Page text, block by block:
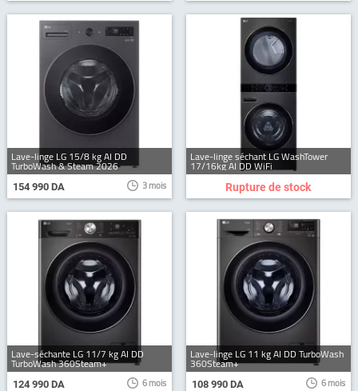
Lave-linge LG 15/8 kg AI DD
TurboWash & Steam 2026
154 990 DA 3 mois
Lave-linge séchant LG WashTower
17/16kg AI DD WiFi
Rupture de stock
Lave-séchante LG 11/7 kg AI DD
TurboWash 360Steam+
124 990 DA 6 mois
Lave-linge LG 11 kg AI DD TurboWash
360Steam+
108 990 DA 6 mois